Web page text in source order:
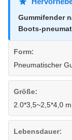
Gummifender
Boots-
Form:
Pneumatischer
Größe:
2.0*3,5~2,5*4,0 m
Lebensdauer: